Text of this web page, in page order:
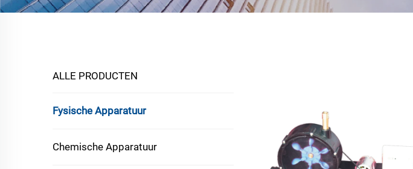
ALLE PRODUCTEN
Fysische Apparatuur
Chemische Apparatuur